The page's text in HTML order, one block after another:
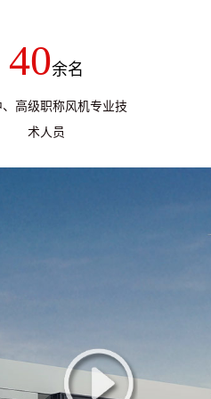
40余名
、高级职称风机专业技
术人员